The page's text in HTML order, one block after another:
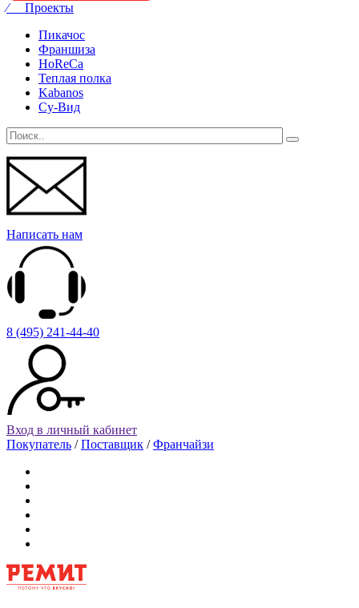
⁄ Проекты
Пикачос
Франшиза
HoReCa
Теплая полка
Kabanos
Су-Вид
Написать нам
8 (495) 241-44-40
Вход в личный кабинет
Покупатель /Поставщик /Франчайзи